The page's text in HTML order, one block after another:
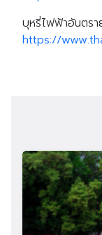
บุหรี่ไฟฟ้าอันตร
https://